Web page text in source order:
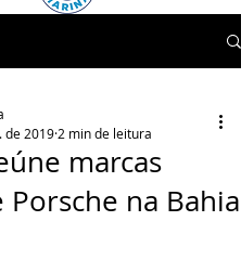
marcas
Porsche na Bahia
de 2019 2 min de leitura